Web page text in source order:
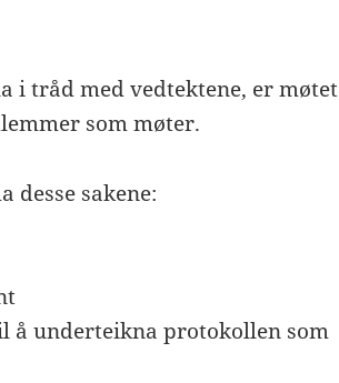
i tråd med vedtektene, er møtet
som møter.
desse sakene:
å underteikna protokollen som